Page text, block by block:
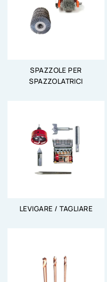
SPAZZOLE PER
SPAZZOLATRICI
LEVIGARE / TAGLIARE